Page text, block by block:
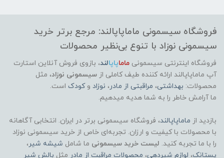
فروشگاه سیسمونی ماماپاپالند: مرجع برتر خرید
سیسمونی نوزاد با تنوع بی‌نظیر محصولات
فروشگاه اینترنتی سیسمونی ماماپاپالند، بازوی فروش آنلاین استارت
آپ ماماپاپالند ارائه کننده طیف کاملی از سیسمونی نوزاد، مثل
محصولات: بهداشتی، مراقبتی از مادر، نوزاد وکودک است.
ما آرامش خاطر را به شما هدیه میدهیم.
بازدید از ماماپاپالند، فروشگاه سیسمونی برتر در ایران. انتخابی آگاهانه
با محصولات با کیفیت و ارزان. تجربه‌ای خاص از خرید سیسمونی نوزاد
را با ما تجربه کنید. لیست خرید سیسمونی ما شامل شیشه شیر،
پستانک، لوازم شیردهی، محصولات مراقبت از مادر مثل بالش شیر